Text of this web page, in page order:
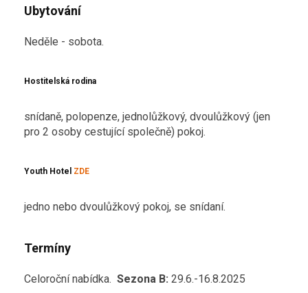
Ubytování
Neděle - sobota.
Hostitelská rodina
snídaně, polopenze, jednolůžkový, dvoulůžkový (jen
pro 2 osoby cestující společně) pokoj.
Youth Hotel ZDE
jedno nebo dvoulůžkový pokoj, se snídaní.
Termíny
Celoroční nabídka. Sezona B: 29.6.-16.8.2025